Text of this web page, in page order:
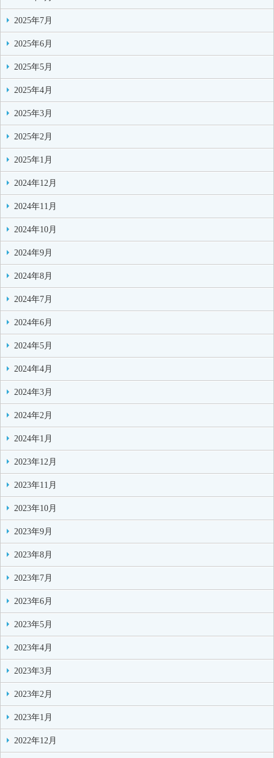
2025年7月
2025年6月
2025年5月
2025年4月
2025年3月
2025年2月
2025年1月
2024年12月
2024年11月
2024年10月
2024年9月
2024年8月
2024年7月
2024年6月
2024年5月
2024年4月
2024年3月
2024年2月
2024年1月
2023年12月
2023年11月
2023年10月
2023年9月
2023年8月
2023年7月
2023年6月
2023年5月
2023年4月
2023年3月
2023年2月
2023年1月
2022年12月